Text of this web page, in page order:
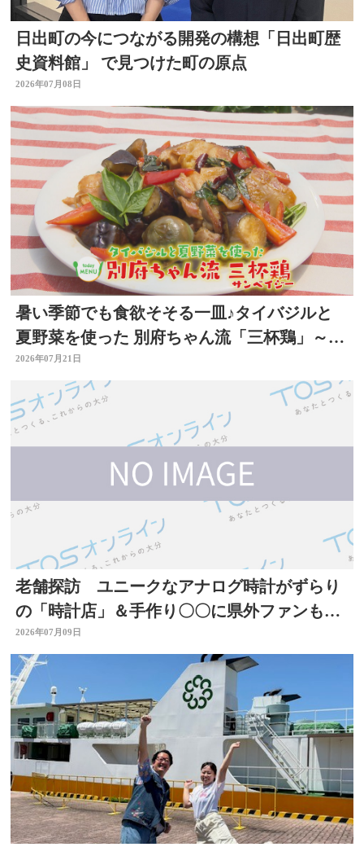
日出町の今につながる開発の構想「日出町歴
史資料館」 で見つけた町の原点
2026年07月08日
暑い季節でも食欲そそる一皿♪タイバジルと
夏野菜を使った 別府ちゃん流「三杯鶏」～開
店！キッチン別府ちゃん～
2026年07月21日
老舗探訪 ユニークなアナログ時計がずらり
の「時計店」＆手作り〇〇に県外ファンもい
る「酒店」 大分
2026年07月09日